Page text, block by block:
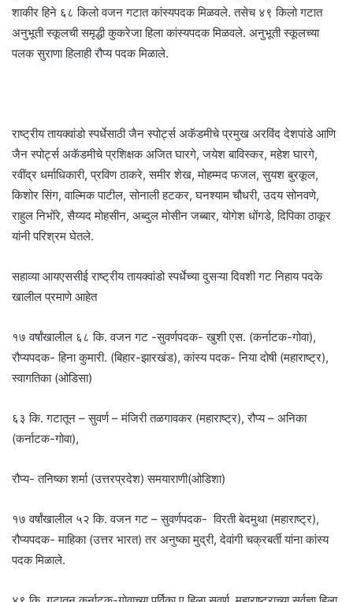
शाकीर हिने ६८ किलो वजन गटात कांस्यपदक मिळवले. तसेच ४९ किलो गटात
अनुभूती स्कूलची समृद्धी कुकरेजा हिला कांस्यपदक मिळवले. अनुभूती स्कूलच्या
पलक सुराणा हिलाही रौप्य पदक मिळाले.
राष्ट्रीय तायक्वांडो स्पर्धेसाठी जैन स्पोर्ट्स अकॅडमीचे प्रमुख अरविंद देशपांडे आणि
जैन स्पोर्ट्स अकॅडमीचे प्रशिक्षक अजित घारगे, जयेश बाविस्कर, महेश घारगे,
रवींद्र धर्माधिकारी, प्रविण ठाकरे, समीर शेख, मोहम्मद फजल, सुयश बुरकूल,
किशोर सिंग, वाल्मिक पाटील, सोनाली हटकर, घनश्याम चौधरी, उदय सोनवणे,
राहुल निभोंरे, सैय्यद मोहसीन, अब्दुल मोसीन जब्बार, योगेश धोंगडे, दिपिका ठाकूर
यांनी परिश्रम घेतले.
सहाव्या आयएससीई राष्ट्रीय तायक्वांडो स्पर्धेच्या दुसऱ्या दिवशी गट निहाय पदके
खालील प्रमाणे आहेत
१७ वर्षांखालील ६८ कि. वजन गट -सुवर्णपदक- खुशी एस. (कर्नाटक-गोवा),
रौप्यपदक- हिना कुमारी. (बिहार-झारखंड), कांस्य पदक- निया दोषी (महाराष्ट्र),
स्वागतिका (ओडिसा)
६३ कि. गटातून – सुवर्ण – मंजिरी तळगावकर (महाराष्ट्र), रौप्य – अनिका
(कर्नाटक-गोवा),
रौप्य- तनिष्का शर्मा (उत्तरप्रदेश) समयाराणी(ओडिशा)
१७ वर्षांखालील ५२ कि. वजन गट – सुवर्णपदक- विरती बेदमुथा (महाराष्ट्र),
रौप्यपदक- माहिका (उत्तर भारत) तर अनुष्का मुद्री, देवांगी चक्रबर्ती यांना कांस्य
पदक मिळाले.